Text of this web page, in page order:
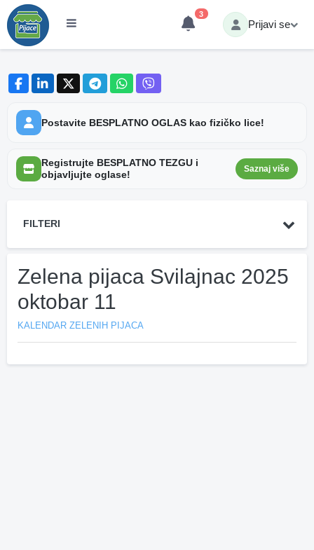
3
Prijavi se
Postavite BESPLATNO OGLAS kao fizičko lice!
Registrujte BESPLATNO TEZGU i
objavljujte oglase!
Saznaj više
FILTERI
Zelena pijaca Svilajnac 2025
oktobar 11
KALENDAR ZELENIH PIJACA